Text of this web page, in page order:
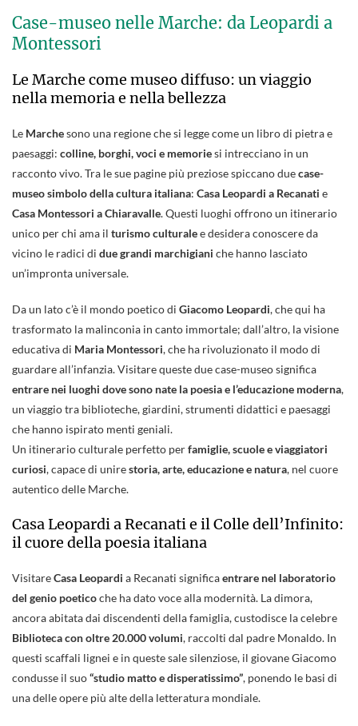
Case-museo nelle Marche: da Leopardi a
Montessori
Le Marche come museo diffuso: un viaggio
nella memoria e nella bellezza
Le Marchesono una regione che si legge come un libro di pietra e
paesaggi: colline, borghi, voci e memoriesi intrecciano in un
racconto vivo. Tra le sue pagine più preziose spiccano duecase-
museo simbolo della cultura italiana: Casa Leopardi a Recanati e
Casa Montessori a Chiaravalle. Questi luoghi offrono un itinerario
unico per chi ama il turismo culturalee desidera conoscere da
vicino le radici di due grandi marchigiani che hanno lasciato
un’impronta universale.
Da un lato c’è il mondo poetico di Giacomo Leopardi, che qui ha
trasformato la malinconia in canto immortale; dall’altro, la visione
educativa di Maria Montessori, che ha rivoluzionato il modo di
guardare all’infanzia. Visitare queste due case-museo significa
entrare nei luoghi dove sono nate la poesia e l’educazione moderna,
un viaggio tra biblioteche, giardini, strumenti didattici e paesaggi
che hanno ispirato menti geniali.
Un itinerario culturale perfetto perfamiglie, scuole e viaggiatori
curiosi, capace di unirestoria, arte, educazione e natura, nel cuore
autentico delle Marche.
Casa Leopardi a Recanati e il Colle dell’Infinito:
il cuore della poesia italiana
VisitareCasa Leopardi a Recanati significaentrare nel laboratorio
del genio poeticoche ha dato voce alla modernità. La dimora,
ancora abitata dai discendenti della famiglia, custodisce la celebre
Biblioteca con oltre 20.000 volumi, raccolti dal padre Monaldo. In
questi scaffali lignei e in queste sale silenziose, il giovane Giacomo
condusse il suo“studio matto e disperatissimo”, ponendo le basi di
una delle opere più alte della letteratura mondiale.